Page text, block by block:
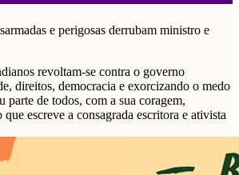
e perigosas derrubam ministro e
revoltam-se contra o governo
direitos, democracia e exorcizando o medo
parte de todos, com a sua coragem,
escreve a consagrada escritora e ativista